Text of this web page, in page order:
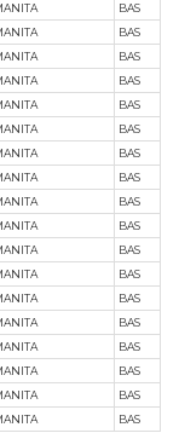
BAS
BAS
BAS
BAS
BAS
BAS
BAS
BAS
BAS
BAS
BAS
BAS
BAS
BAS
BAS
BAS
BAS
BAS